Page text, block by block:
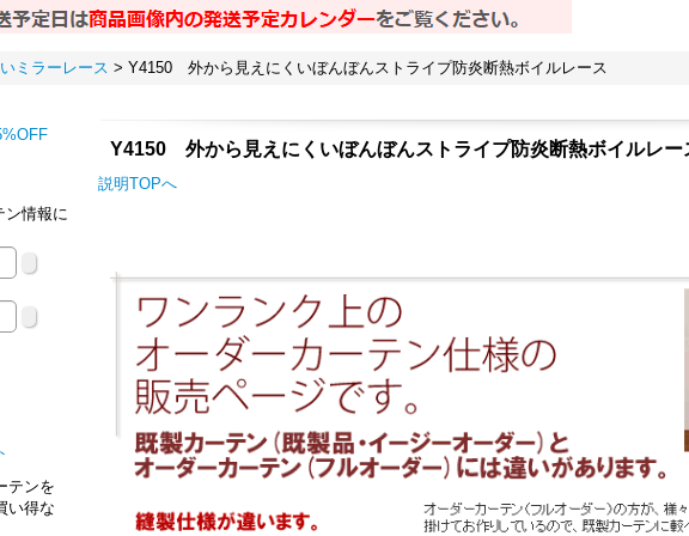
ミラーレース > Y4150 外から見えにくいぼんぼんストライプ防炎断熱ボイルレース
ン情報に
テンを
い得な
Y4150 外から見えにくいぼんぼんストライプ防炎断熱ボイルレー
説明TOPへ